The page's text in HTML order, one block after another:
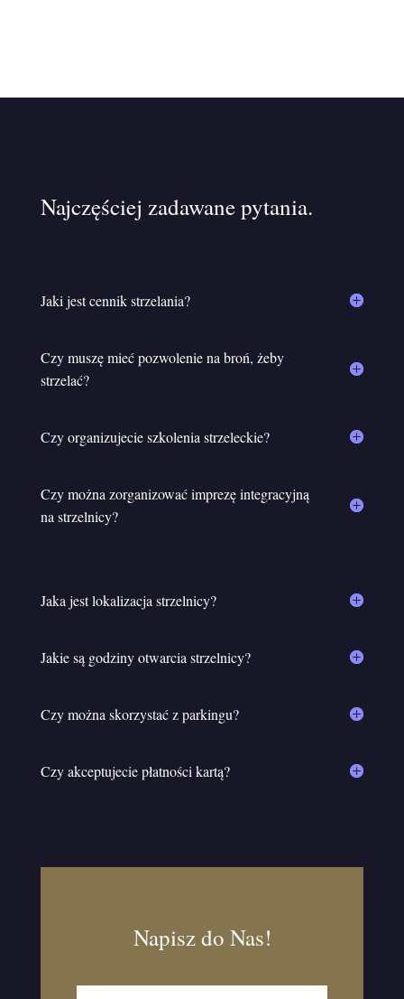
Najczęściej zadawane pytania.
Jaki jest cennik strzelania?
Czy muszę mieć pozwolenie na broń, żeby
strzelać?
Czy organizujecie szkolenia strzeleckie?
Czy można zorganizować imprezę integracyjną
na strzelnicy?
Jaka jest lokalizacja strzelnicy?
Jakie są godziny otwarcia strzelnicy?
Czy można skorzystać z parkingu?
Czy akceptujecie płatności kartą?
Napisz do Nas!